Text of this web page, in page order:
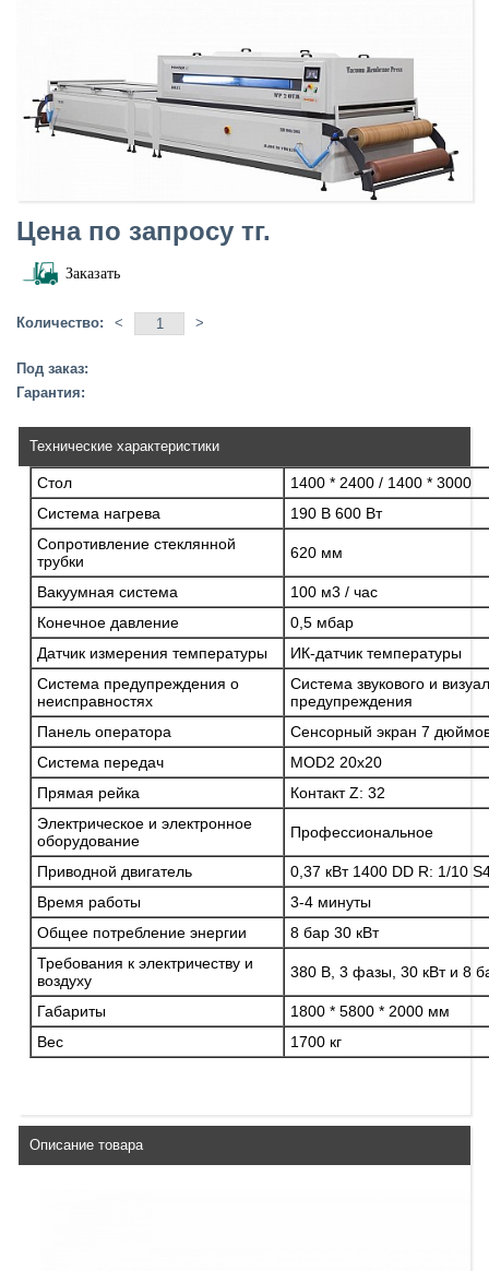
Цена по запросу тг.
Заказать
Количество: < >
Под заказ:
Гарантия:
Технические характеристики
Стол
1400 * 2400 / 1400 * 3000
Система нагрева
190 В 600 Вт
Сопротивление стеклянной
трубки
620 мм
Вакуумная система
100 м3 / час
Конечное давление
0,5 мбар
Датчик измерения температуры
ИК-датчик температуры
Система предупреждения о
неисправностях
Система звукового и
предупреждения
Панель оператора
Сенсорный экран 7
Система передач
MOD2 20x20
Прямая рейка
Контакт Z: 32
Электрическое и электронное
оборудование
Профессиональное
Приводной двигатель
0,37 кВт 1400 DD R: 1/10
Время работы
3-4 минуты
Общее потребление энергии
8 бар 30 кВт
Требования к электричеству и
воздуху
380 В, 3 фазы, 30 кВт и 8
Габариты
1800 * 5800 * 2000 мм
Вес
1700 кг
Описание товара